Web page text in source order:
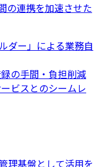
の連携を加速させた
ダー」による業務自
の手間・負担削減
ビスとのシームレ
理基盤として活用を